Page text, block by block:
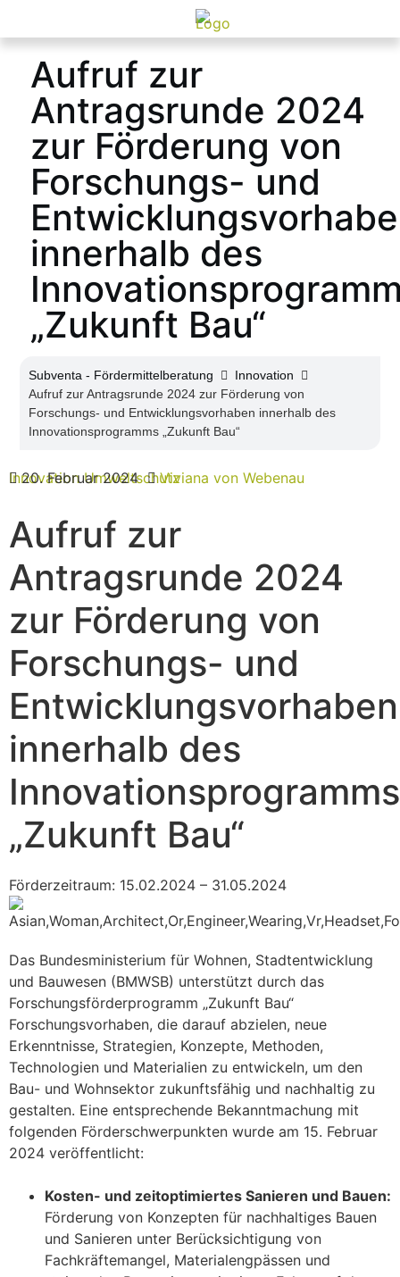
Aufruf zur
Antragsrunde 2024
zur Förderung von
Forschungs- und
innerhalb des
„Zukunft Bau“
Subventa ‐ Fördermittelberatung
Innovation
Aufruf zur Antragsrunde 2024 zur Förderung von
Forschungs- und Entwicklungsvorhaben innerhalb des
Innovationsprogramms „Zukunft Bau“
Innovation Umweltschutz
20. Februar 2024 Viviana von Webenau
Aufruf zur
Antragsrunde 2024
zur Förderung von
Forschungs- und
Entwicklungsvorhaben
innerhalb des
Innovationsprogramms
„Zukunft Bau“
Förderzeitraum: 15.02.2024 – 31.05.2024
Das Bundesministerium für Wohnen, Stadtentwicklung
und Bauwesen (BMWSB) unterstützt durch das
Forschungsförderprogramm „Zukunft Bau“
Forschungsvorhaben, die darauf abzielen, neue
Erkenntnisse, Strategien, Konzepte, Methoden,
Technologien und Materialien zu entwickeln, um den
Bau- und Wohnsektor zukunftsfähig und nachhaltig zu
gestalten. Eine entsprechende Bekanntmachung mit
folgenden Förderschwerpunkten wurde am 15. Februar
2024 veröffentlicht:
Kosten- und zeitoptimiertes Sanieren und Bauen:
Förderung von Konzepten für nachhaltiges Bauen
und Sanieren unter Berücksichtigung von
Fachkräftemangel, Materialengpässen und